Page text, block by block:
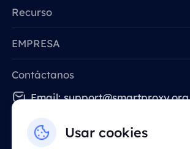
Usar cookies
Recurso
EMPRESA
Contáctanos
Email: support@smartproxy.org